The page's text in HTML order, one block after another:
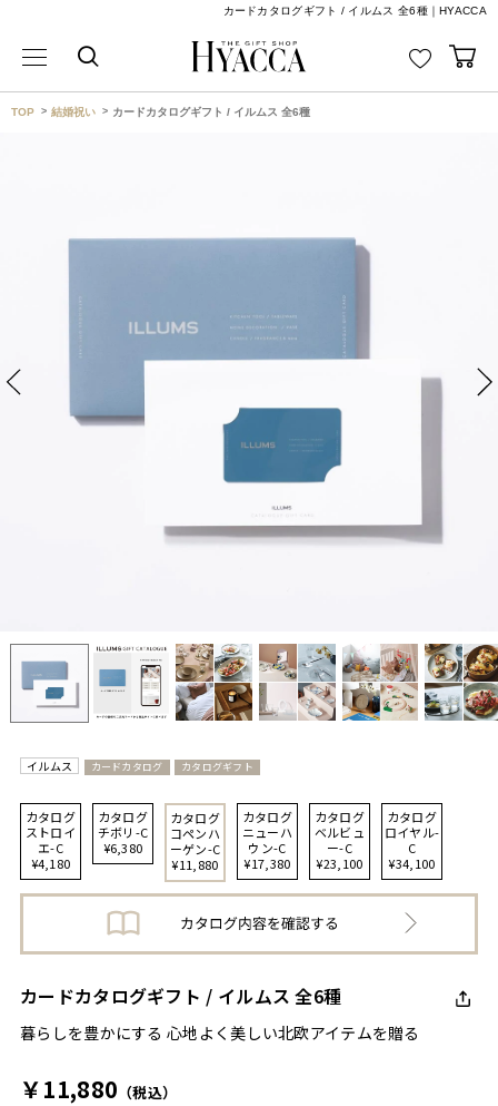
カードカタログギフト / イルムス 全6種｜HYACCA
TOP 結婚祝い カードカタログギフト / イルムス 全6種
イルムス カードカタログ カタログギフト
カタログ
ストロイ
エ-C
¥4,180
カタログ
チボリ-C
¥6,380
カタログ
コペンハ
ーゲン-C
¥11,880
カタログ
ニューハ
ウン-C
¥17,380
カタログ
ベルビュ
ー-C
¥23,100
カタログ
ロイヤル-
C
¥34,100
カードカタログギフト / イルムス 全6種
暮らしを豊かにする 心地よく美しい北欧アイテムを贈る
￥11,880 （税込）